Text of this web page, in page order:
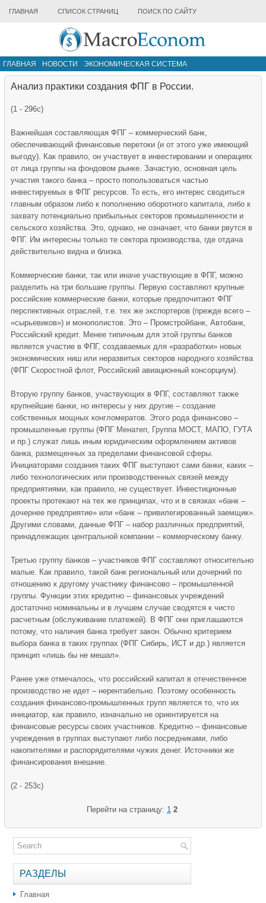
ГЛАВНАЯ СПИСОК СТРАНИЦ ПОИСК ПО САЙТУ
ГЛАВНАЯ НОВОСТИ
ЭКОНОМИЧЕСКАЯ СИСТЕМА
ИНФРАСТРУКТУРА РЫНКА
Анализ практики создания ФПГ в России.
(1 - 296с)
Важнейшая составляющая ФПГ – коммерческий банк,
обеспечивающий финансовые перетоки (и от этого уже имеющий
выгоду). Как правило, он участвует в инвестировании и операциях
от лица группы на фондовом рынке. Зачастую, основная цель
участия такого банка – просто попользоваться частью
инвестируемых в ФПГ ресурсов. То есть, его интерес сводиться
главным образом либо к пополнению оборотного капитала, либо к
захвату потенциально прибыльных секторов промышленности и
сельского хозяйства. Это, однако, не означает, что банки рвутся в
ФПГ. Им интересны только те сектора производства, где отдача
действительно видна и близка.
Коммерческие банки, так или иначе участвующие в ФПГ, можно
разделить на три большие группы. Первую составляют крупные
российские коммерческие банки, которые предпочитают ФПГ
перспективных отраслей, т.е. тех же экспортеров (прежде всего –
«сырьевиков») и монополистов. Это – Промстройбанк, Автобанк,
Российский кредит. Менее типичным для этой группы банков
является участие в ФПГ, создаваемых для «разработки» новых
экономических ниш или неразвитых секторов народного хозяйства
(ФПГ Скоростной флот, Российский авиационный консорциум).
Вторую группу банков, участвующих в ФПГ, составляют также
крупнейшие банки, но интересы у них другие – создание
собственных мощных конгломератов. Этого рода финансово –
промышленные группы (ФПГ Менатеп, Группа МОСТ, МАПО, ГУТА
и пр.) служат лишь иным юридическим оформлением активов
банка, размещенных за пределами финансовой сферы.
Инициаторами создания таких ФПГ выступают сами банки, каких –
либо технологических или производственных связей между
предприятиями, как правило, не существует. Инвестиционные
проекты протекают на тех же принципах, что и в связках «банк –
дочернее предприятие» или «банк – привилегированный заемщик».
Другими словами, данные ФПГ – набор различных предприятий,
принадлежащих центральной компании – коммерческому банку.
Третью группу банков – участников ФПГ составляют относительно
малые. Как правило, такой банк региональный или дочерний по
отношению к другому участнику финансово – промышленной
группы. Функции этих кредитно – финансовых учреждений
достаточно номинальны и в лучшем случае сводятся к чисто
расчетным (обслуживание платежей). В ФПГ они приглашаются
потому, что наличия банка требует закон. Обычно критерием
выбора банка в таких группах (ФПГ Сибирь, ИСТ и др.) является
принцип «лишь бы не мешал».
Ранее уже отмечалось, что российский капитал в отечественное
производство не идет – нерентабельно. Поэтому особенность
создания финансово-промышленных групп является то, что их
инициатор, как правило, изначально не ориентируется на
финансовые ресурсы своих участников. Кредитно – финансовые
учреждения в группах выступают либо посредниками, либо
накопителями и распорядителями чужих денег. Источники же
финансирования внешние.
(2 - 253с)
Перейти на страницу: 1 2
РАЗДЕЛЫ
Главная